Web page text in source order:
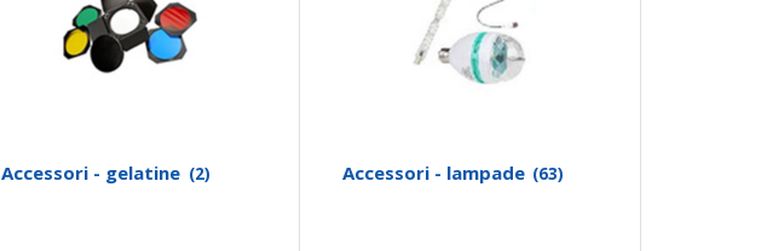
Accessori - gelatine (2) Accessori - lampade (63)